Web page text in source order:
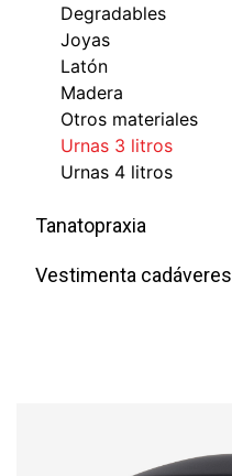
Degradables
Joyas
Latón
Madera
Otros materiales
Urnas 3 litros
Urnas 4 litros
Tanatopraxia
Vestimenta cadáveres